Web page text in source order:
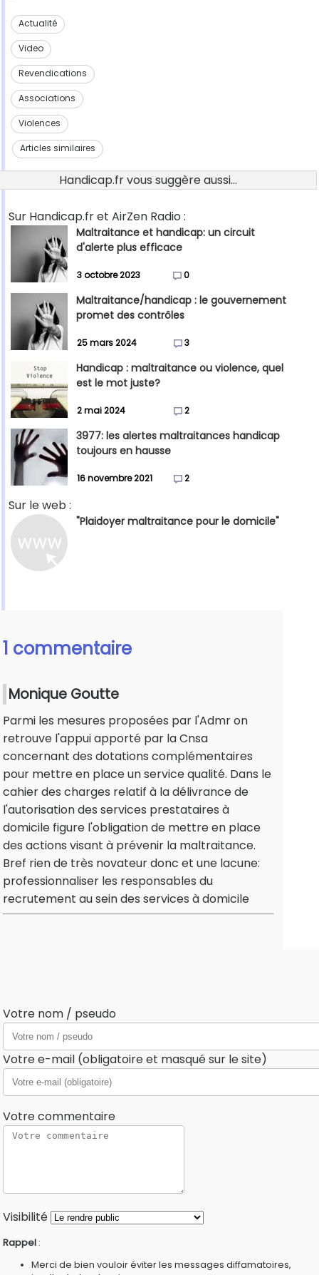
Actualité
Video
Revendications
Associations
Violences
Articles similaires
Handicap.fr vous suggère aussi...
Sur Handicap.fr et AirZen Radio :
Maltraitance et handicap: un circuit
d'alerte plus efficace
3 octobre 2023 0
Maltraitance/handicap : le gouvernement
promet des contrôles
25 mars 2024 3
Handicap : maltraitance ou violence, quel
est le mot juste?
2 mai 2024 2
3977: les alertes maltraitances handicap
toujours en hausse
16 novembre 2021 2
Sur le web :
"Plaidoyer maltraitance pour le domicile"
1 commentaire
Monique Goutte
Parmi les mesures proposées par l'Admr on
retrouve l'appui apporté par la Cnsa
concernant des dotations complémentaires
pour mettre en place un service qualité. Dans le
cahier des charges relatif à la délivrance de
l'autorisation des services prestataires à
domicile figure l'obligation de mettre en place
des actions visant à prévenir la maltraitance.
Bref rien de très novateur donc et une lacune:
professionnaliser les responsables du
recrutement au sein des services à domicile
Votre nom / pseudo
Votre e-mail (obligatoire et masqué sur le site)
Votre commentaire
Visibilité
Rappel :
Merci de bien vouloir éviter les messages diffamatoires,